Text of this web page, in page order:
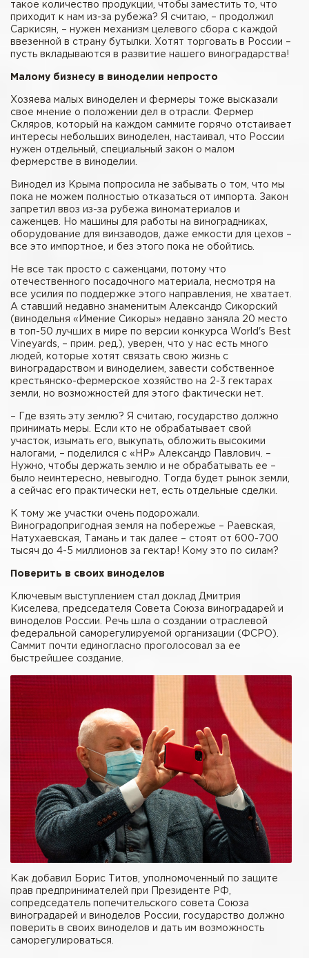
такое количество продукции, чтобы заместить то, что
приходит к нам из-за рубежа? Я считаю, – продолжил
Саркисян, – нужен механизм целевого сбора с каждой
ввезенной в страну бутылки. Хотят торговать в России –
пусть вкладываются в развитие нашего виноградарства!
Малому бизнесу в виноделии непросто
Хозяева малых виноделен и фермеры тоже высказали
свое мнение о положении дел в отрасли. Фермер
Скляров, который на каждом саммите горячо отстаивает
интересы небольших виноделен, настаивал, что России
нужен отдельный, специальный закон о малом
фермерстве в виноделии.
Винодел из Крыма попросила не забывать о том, что мы
пока не можем полностью отказаться от импорта. Закон
запретил ввоз из-за рубежа виноматериалов и
саженцев. Но машины для работы на виноградниках,
оборудование для винзаводов, даже емкости для цехов –
все это импортное, и без этого пока не обойтись.
Не все так просто с саженцами, потому что
отечественного посадочного материала, несмотря на
все усилия по поддержке этого направления, не хватает.
А ставший недавно знаменитым Александр Сикорский
(винодельня «Имение Сикоры» недавно заняла 20 место
в топ-50 лучших в мире по версии конкурса World's Best
Vineyards, – прим. ред.), уверен, что у нас есть много
людей, которые хотят связать свою жизнь с
виноградарством и виноделием, завести собственное
крестьянско-фермерское хозяйство на 2-3 гектарах
земли, но возможностей для этого фактически нет.
– Где взять эту землю? Я считаю, государство должно
принимать меры. Если кто не обрабатывает свой
участок, изымать его, выкупать, обложить высокими
налогами, – поделился с «НР» Александр Павлович. –
Нужно, чтобы держать землю и не обрабатывать ее –
было неинтересно, невыгодно. Тогда будет рынок земли,
а сейчас его практически нет, есть отдельные сделки.
К тому же участки очень подорожали.
Виноградопригодная земля на побережье – Раевская,
Натухаевская, Тамань и так далее – стоят от 600-700
тысяч до 4-5 миллионов за гектар! Кому это по силам?
Поверить в своих виноделов
Ключевым выступлением стал доклад Дмитрия
Киселева, председателя Совета Союза виноградарей и
виноделов России. Речь шла о создании отраслевой
федеральной саморегулируемой организации (ФСРО).
Саммит почти единогласно проголосовал за ее
быстрейшее создание.
Как добавил Борис Титов, уполномоченный по защите
прав предпринимателей при Президенте РФ,
сопредседатель попечительского совета Союза
виноградарей и виноделов России, государство должно
поверить в своих виноделов и дать им возможность
саморегулироваться.